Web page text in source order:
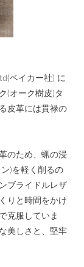
ベイカー社) に
(オーク樹皮)タ
皮革には貫禄の
のため、蝋の浸
)を軽く削るの
ブライドルレザ
りと時間をかけ
克服していま
美しさと、堅牢